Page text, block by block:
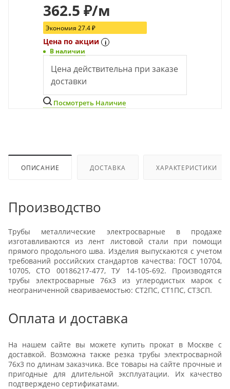
362.5 ₽/м
Экономия 27.4₽
Цена по акции i
В наличии
Цена действительна при заказе
доставки
Посмотреть Наличие
ОПИСАНИЕ ДОСТАВКА ХАРАКТЕРИСТИКИ
Производство
Трубы металлические электросварные в продаже
изготавливаются из лент листовой стали при помощи
прямого продольного шва. Изделия выпускаются с учетом
требований российских стандартов качества: ГОСТ 10704,
10705, СТО 00186217-477, ТУ 14-105-692. Производятся
трубы электросварные 76x3 из углеродистых марок с
неограниченной свариваемостью: СТ2ПС, СТ1ПС, СТ3СП.
Оплата и доставка
На нашем сайте вы можете купить прокат в Москве с
доставкой. Возможна также резка трубы электросварной
76x3 по длинам заказчика. Все товары на сайте прочные и
пригодные для длительной эксплуатации. Их качество
подтверждено сертификатами.